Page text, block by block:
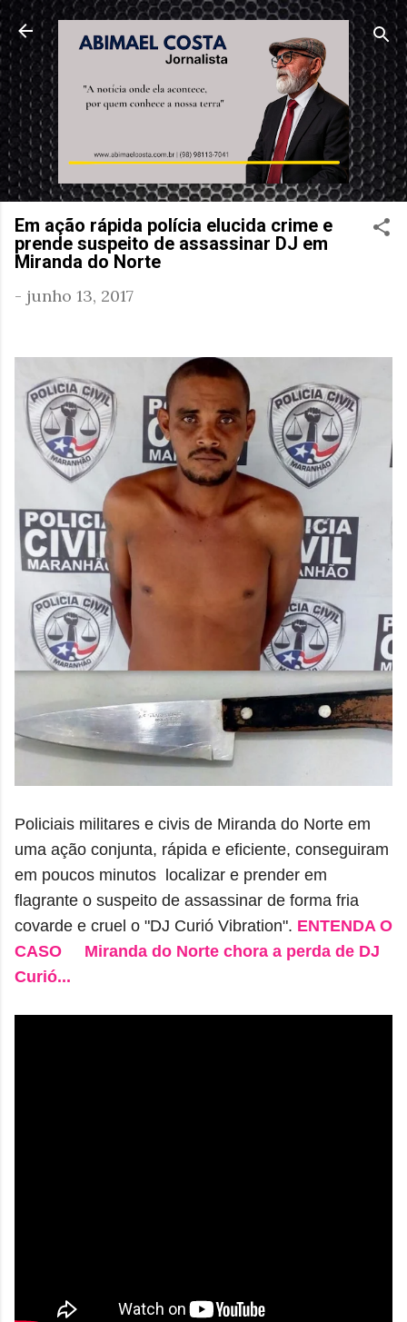
Pular para o conteúdo principal
Em ação rápida polícia elucida crime e
prende suspeito de assassinar DJ em
Miranda do Norte
- junho 13, 2017
Policiais militares e civis de Miranda do Norte em
uma ação conjunta, rápida e eficiente, conseguiram
em poucos minutos localizar e prender em
flagrante o suspeito de assassinar de forma fria
covarde e cruel o "DJ Curió Vibration". ENTENDA O
CASO
Miranda do Norte chora a perda de DJ
Curió...